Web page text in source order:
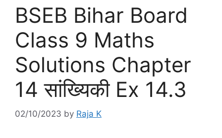
BSEB Bihar Board
Class 9 Maths
Solutions Chapter
14 सांख्यिकी Ex 14.3
02/10/2023 by Raja K